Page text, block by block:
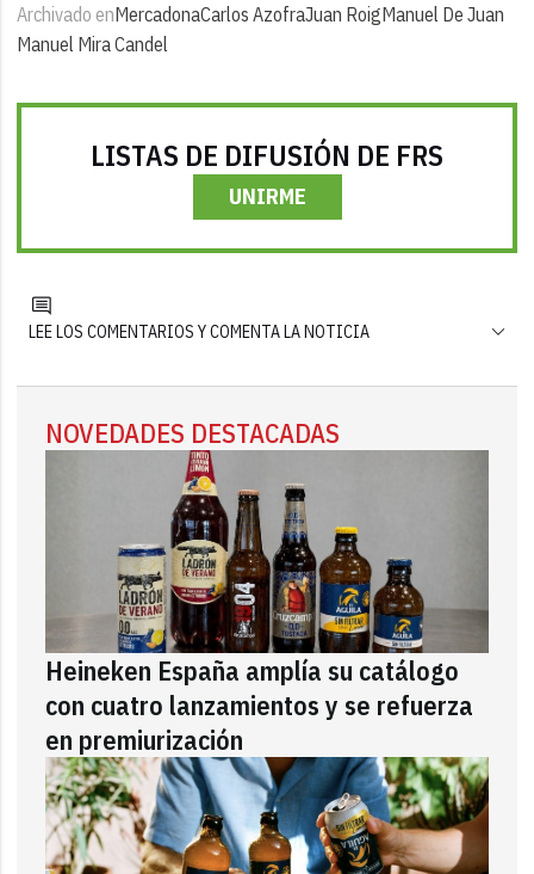
Archivado enMercadonaCarlos AzofraJuan RoigManuel De Juan
Manuel Mira Candel
LISTAS DE DIFUSIÓN DE FRS
UNIRME
LEE LOS COMENTARIOS Y COMENTA LA NOTICIA
NOVEDADES DESTACADAS
Heineken España amplía su catálogo
con cuatro lanzamientos y se refuerza
en premiurización